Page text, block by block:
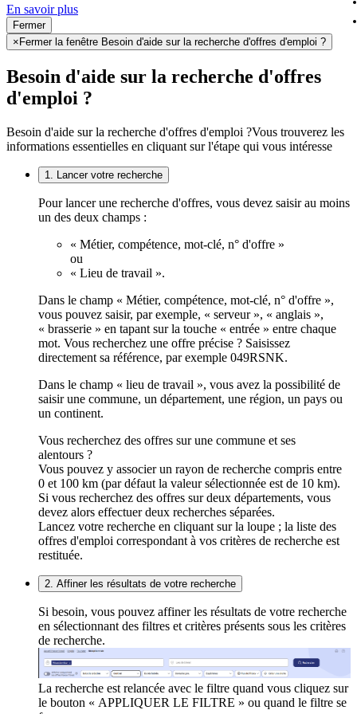
En savoir plus
Fermer
× Fermer la fenêtre Besoin d'aide sur la recherche d'offres d'emploi ?
Besoin d'aide sur la recherche d'offres
d'emploi ?
Besoin d'aide sur la recherche d'offres d'emploi ?Vous trouverez les
informations essentielles en cliquant sur l'étape qui vous intéresse
1. Lancer votre recherche
Pour lancer une recherche d'offres, vous devez saisir au moins
un des deux champs :
« Métier, compétence, mot-clé, n° d'offre »
ou
« Lieu de travail ».
Dans le champ « Métier, compétence, mot-clé, n° d'offre »,
vous pouvez saisir, par exemple, « serveur », « anglais »,
« brasserie » en tapant sur la touche « entrée » entre chaque
mot. Vous recherchez une offre précise ? Saisissez
directement sa référence, par exemple 049RSNK.
Dans le champ « lieu de travail », vous avez la possibilité de
saisir une commune, un département, une région, un pays ou
un continent.
Vous recherchez des offres sur une commune et ses
alentours ?
Vous pouvez y associer un rayon de recherche compris entre
0 et 100 km (par défaut la valeur sélectionnée est de 10 km).
Si vous recherchez des offres sur deux départements, vous
devez alors effectuer deux recherches séparées.
Lancez votre recherche en cliquant sur la loupe ; la liste des
offres d'emploi correspondant à vos critères de recherche est
restituée.
2. Affiner les résultats de votre recherche
Si besoin, vous pouvez affiner les résultats de votre recherche
en sélectionnant des filtres et critères présents sous les critères
de recherche.
La recherche est relancée avec le filtre quand vous cliquez sur
le bouton « APPLIQUER LE FILTRE » ou quand le filtre se